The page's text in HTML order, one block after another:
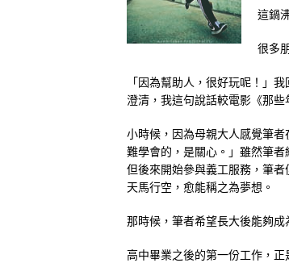
這鍋
很多
「因為幫助人，很好玩呢！」
澄清，我這句說話較電影《那
小時候，因為母親大人感覺筆
難學會的，是關心。」雖然筆者
但後來開始參與義工服務，筆
天馬行空，愈能稱之為夢想。
那時候，筆者希望長大後能夠成
高中畢業之後的第一份工作，